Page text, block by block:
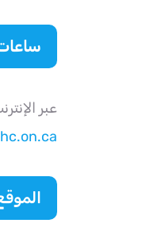
عبر الإنترنت مرة